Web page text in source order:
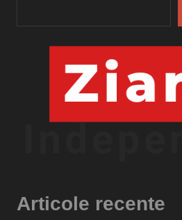
Articole recente